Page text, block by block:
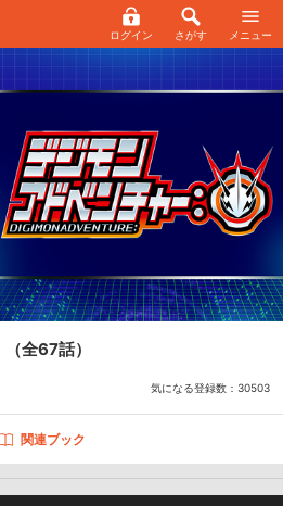
ログイン さがす メニュー
（全67話）
気になる登録数： 30503
関連ブック